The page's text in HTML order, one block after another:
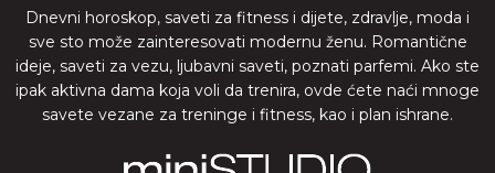
Dnevni horoskop, saveti za fitness i dijete, zdravlje, moda i
sve sto može zainteresovati modernu ženu. Romantične
ideje, saveti za vezu, ljubavni saveti, poznati parfemi. Ako ste
ipak aktivna dama koja voli da trenira, ovde ćete naći mnoge
savete vezane za treninge i fitness, kao i plan ishrane.